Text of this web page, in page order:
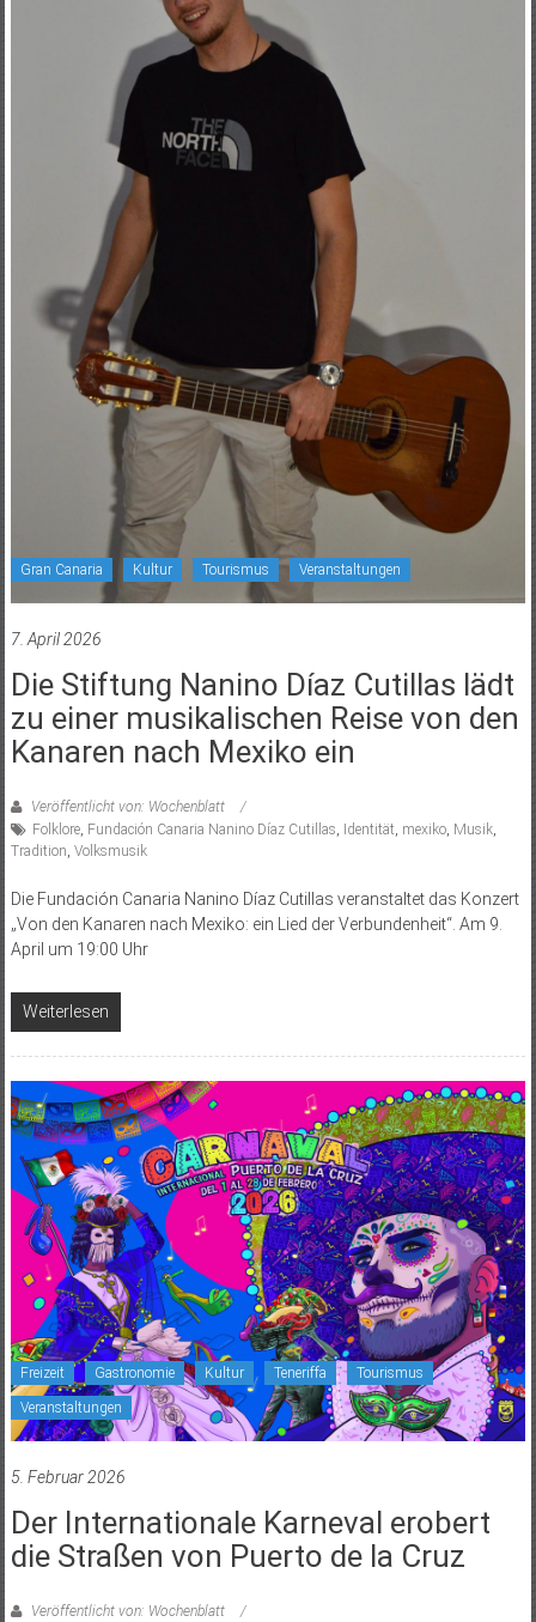
Gran Canaria Kultur Tourismus Veranstaltungen
7. April 2026
Die Stiftung Nanino Díaz Cutillas lädt
zu einer musikalischen Reise von den
Kanaren nach Mexiko ein
Veröffentlicht von: Wochenblatt
Folklore, Fundación Canaria Nanino Díaz Cutillas, Identität, mexiko, Musik,
Tradition, Volksmusik
Die Fundación Canaria Nanino Díaz Cutillas veranstaltet das Konzert
„Von den Kanaren nach Mexiko: ein Lied der Verbundenheit“. Am 9.
April um 19:00 Uhr
Weiterlesen
Freizeit Gastronomie Kultur Teneriffa Tourismus
Veranstaltungen
5. Februar 2026
Der Internationale Karneval erobert
die Straßen von Puerto de la Cruz
Veröffentlicht von: Wochenblatt